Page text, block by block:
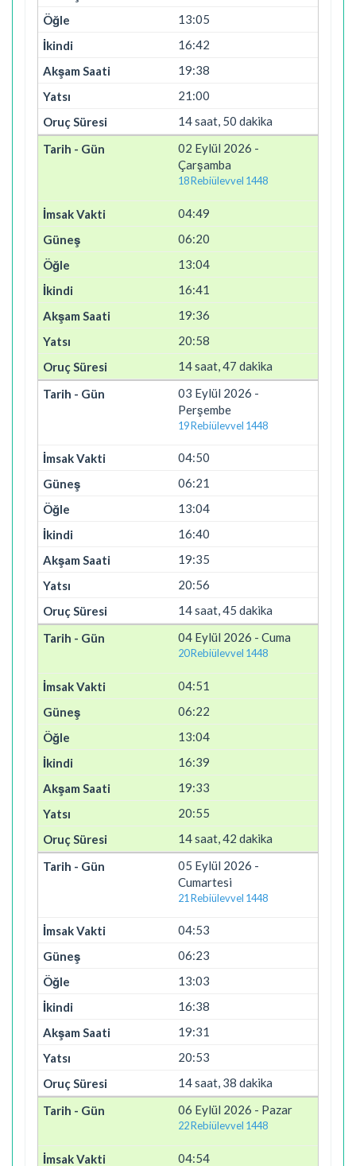
13:05
16:42
19:38
21:00
14 saat, 50 dakika
02 Eylül 2026 -
Çarşamba
18 Rebiülevvel 1448
04:49
06:20
13:04
16:41
19:36
20:58
14 saat, 47 dakika
03 Eylül 2026 -
Perşembe
19 Rebiülevvel 1448
04:50
06:21
13:04
16:40
19:35
20:56
14 saat, 45 dakika
04 Eylül 2026 - Cuma
20 Rebiülevvel 1448
04:51
06:22
13:04
16:39
19:33
20:55
14 saat, 42 dakika
05 Eylül 2026 -
Cumartesi
21 Rebiülevvel 1448
04:53
06:23
13:03
16:38
19:31
20:53
14 saat, 38 dakika
06 Eylül 2026 - Pazar
22 Rebiülevvel 1448
04:54